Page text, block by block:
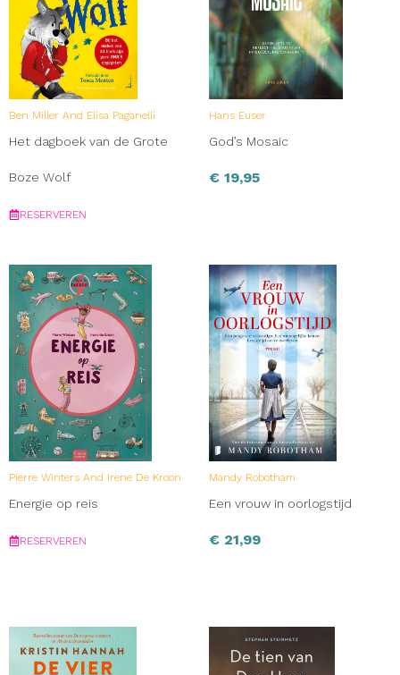
Ben Miller And Elisa Paganelli
Het dagboek van de Grote
Boze Wolf
RESERVEREN
Hans Euser
God’s Mosaic
€ 19,95
Pierre Winters And Irene De Kroon
Energie op reis
RESERVEREN
Mandy Robotham
Een vrouw in oorlogstijd
€ 21,99